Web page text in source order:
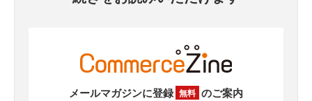
メールマガジンに登録 無料 のご案内